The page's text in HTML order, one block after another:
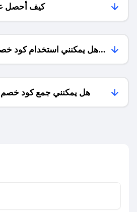
كيف أحصل
هل يمكنني استخدام كود
هل يمكنني جمع كود خصم